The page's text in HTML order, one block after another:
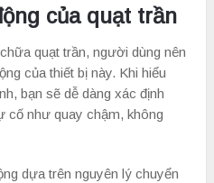
của quạt trần
quạt trần, người dùng nên
của thiết bị này. Khi hiểu
bạn sẽ dễ dàng xác định
cố như quay chậm, không
dựa trên nguyên lý chuyển